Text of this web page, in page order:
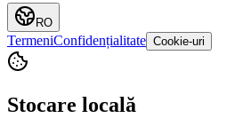
RO
TermeniConfidențialitate Cookie-uri
Stocare locală